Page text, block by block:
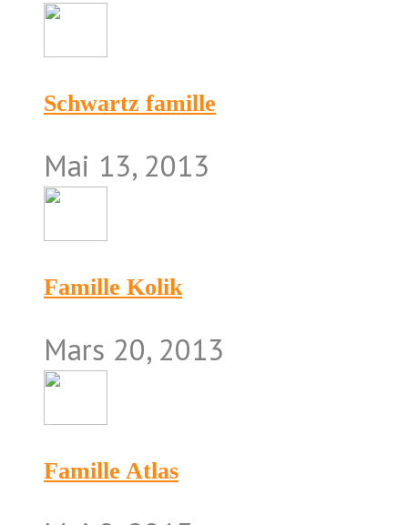
Schwartz famille
Mai 13, 2013
Famille Kolik
Mars 20, 2013
Famille Atlas